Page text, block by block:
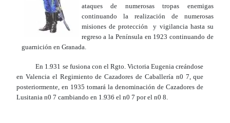
ataques de numerosas tropas enemigas
continuando la realización de numerosas
misiones de protección y vigilancia hasta su
regreso a la Península en 1923 continuando de
guarnición en Granada.
En 1.931 se fusiona con el Rgto. Victoria Eugenia creándose
en Valencia el Regimiento de Cazadores de Caballería n0 7, que
posteriormente, en 1935 tomará la denominación de Cazadores de
Lusitania n0 7 cambiando en 1.936 el n0 7 por el n0 8.